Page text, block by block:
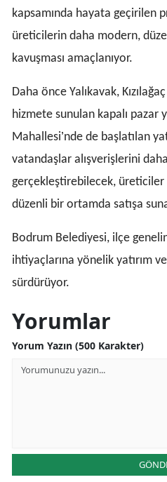
kapsamında hayata geçirilen
üreticilerin daha modern,
kavuşması amaçlanıyor.
Daha önce Yalıkavak,
hizmete sunulan kapalı pazar
Mahallesi’nde de başlatılan
vatandaşlar alışverişlerini
gerçekleştirebilecek, üreticiler
düzenli bir ortamda satışa
Bodrum Belediyesi, ilçe
ihtiyaçlarına yönelik yatırım
sürdürüyor.
Yorumlar
Yorum Yazın (500 Karakter)